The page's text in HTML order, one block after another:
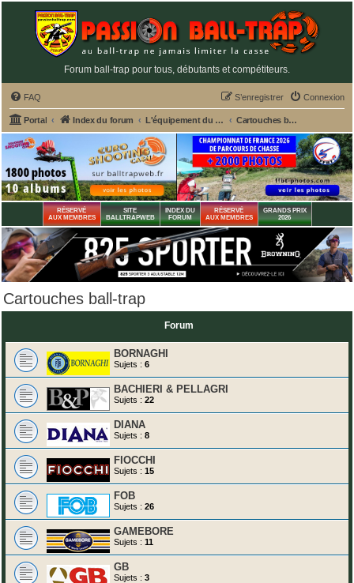
Forum ball-trap pour tous, débutants et compétiteurs.
FAQ Connexion
S’enregistrer
Portal Index du forum L'équipement du tireur de ball-trap Cartouches ball-trap
RÉSERVÉ
AUX MEMBRES
SITE
BALLTRAPWEB
INDEX DU
FORUM
RÉSERVÉ
AUX MEMBRES
GRANDS PRIX
2026
Cartouches ball-trap
Forum
BORNAGHI
Sujets : 6
BACHIERI & PELLAGRI
Sujets : 22
DIANA
Sujets : 8
FIOCCHI
Sujets : 15
FOB
Sujets : 26
GAMEBORE
Sujets : 11
GB
Sujets : 3